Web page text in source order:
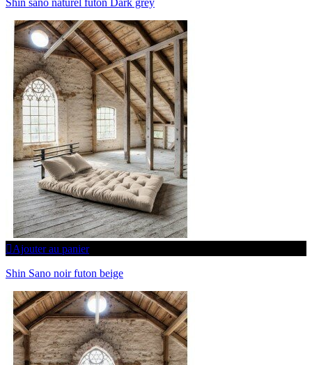
Shin sano naturel futon Dark grey
Ajouter au panier
Shin Sano noir futon beige